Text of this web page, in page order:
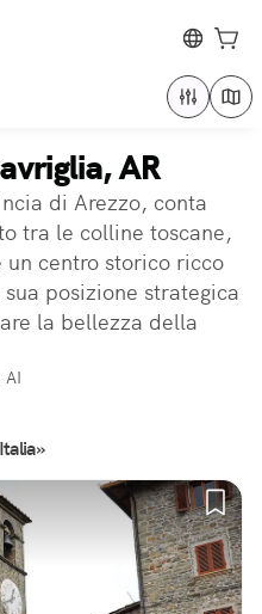
AR
di Arezzo, conta
tra le colline toscane,
un centro storico ricco
posizione strategica
la bellezza della
AI